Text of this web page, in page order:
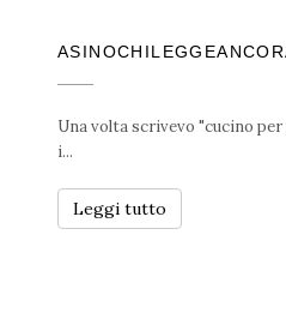
Una volta scrivevo "cucino
i...
Leggi tutto